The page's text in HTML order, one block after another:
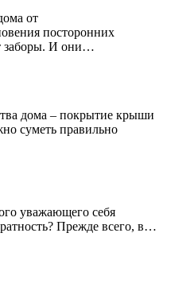
от
посторонних
заборы. И они…
дома – покрытие крыши
суметь правильно
уважающего себя
Прежде всего, в…